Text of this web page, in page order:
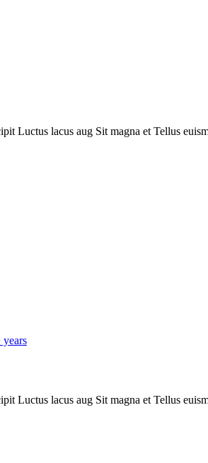
Luctus lacus aug Sit magna et Tellus
years
Luctus lacus aug Sit magna et Tellus